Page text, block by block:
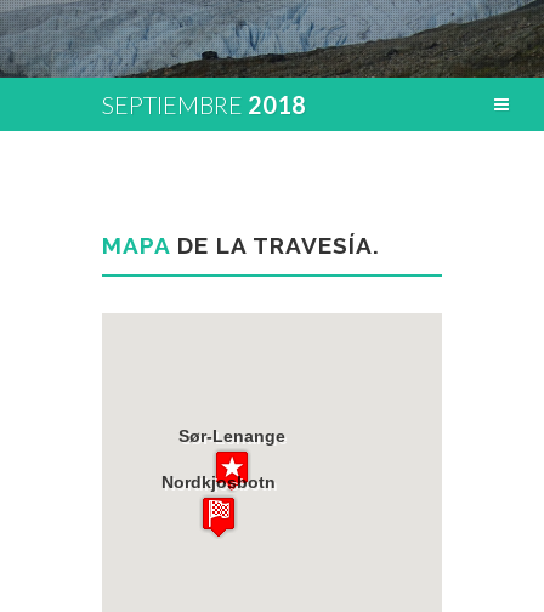
SEPTIEMBRE 2018
MAPA DE LA TRAVESÍA.
Sør-Lenange
Nordkjosbotn
Sør-Lenange
Nordkjosbotn